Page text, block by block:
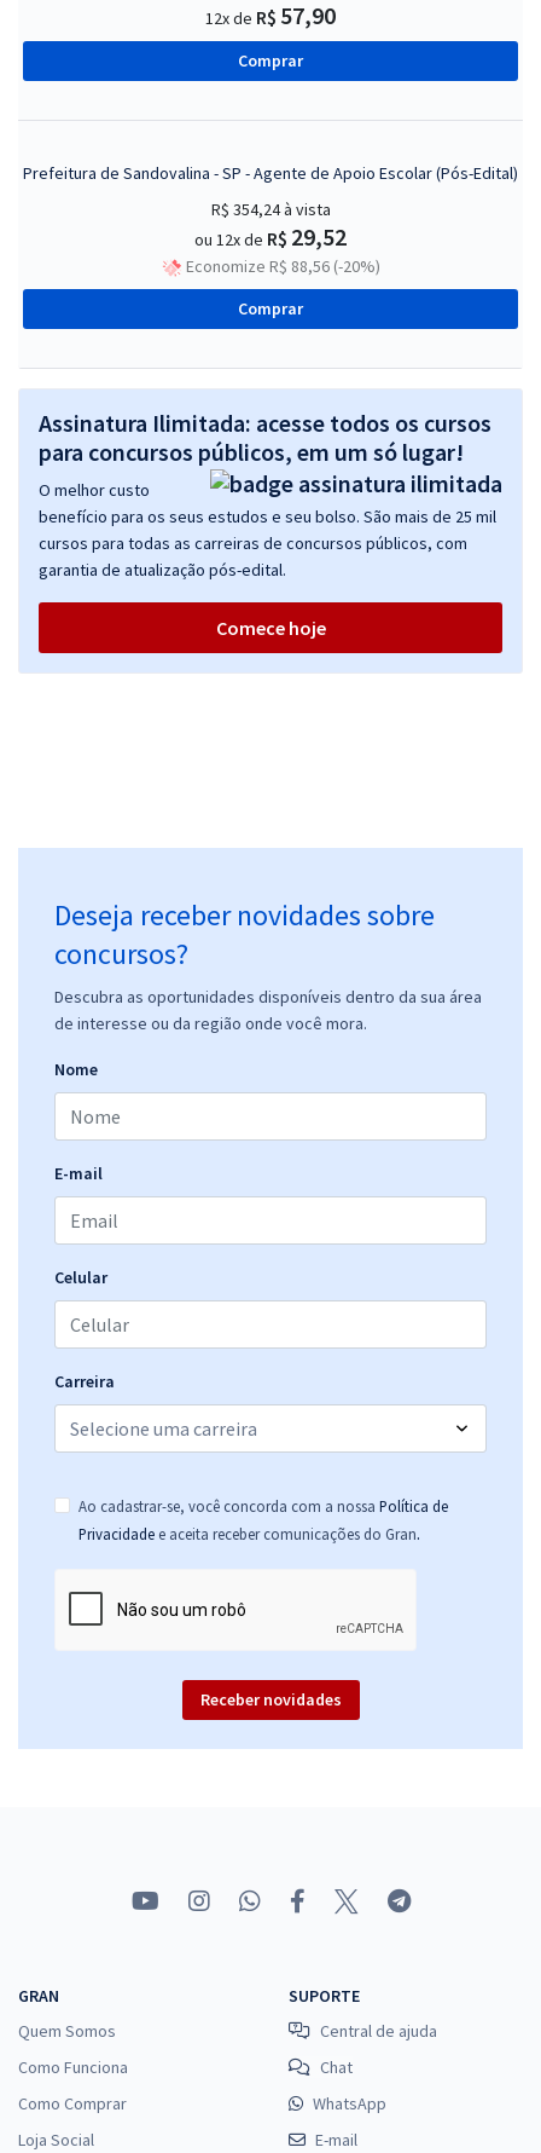
12x de R$ 57,90
Comprar
Prefeitura de Sandovalina - SP - Agente de Apoio Escolar (Pós-Edital)
R$ 354,24à vista
ou 12x de R$ 29,52
Economize R$ 88,56 (-20%)
Comprar
Assinatura Ilimitada: acesse todos os cursos
para concursos públicos, em um só lugar!
O melhor custo
benefício para os seus estudos e seu bolso. São mais de 25 mil
cursos para todas as carreiras de concursos públicos, com
garantia de atualização pós-edital.
Comece hoje
Deseja receber novidades sobre
concursos?
Descubra as oportunidades disponíveis dentro da sua área
de interesse ou da região onde você mora.
Nome
E-mail
Celular
Carreira
Ao cadastrar-se, você concorda com a nossa Política de
Privacidade e aceita receber comunicações do Gran.
Receber novidades
GRAN
Quem Somos
Como Funciona
Como Comprar
Loja Social
SUPORTE
Central de ajuda
Chat
WhatsApp
E-mail